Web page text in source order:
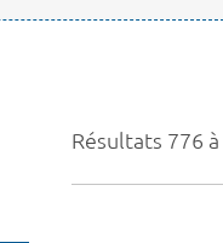
Résultats 776